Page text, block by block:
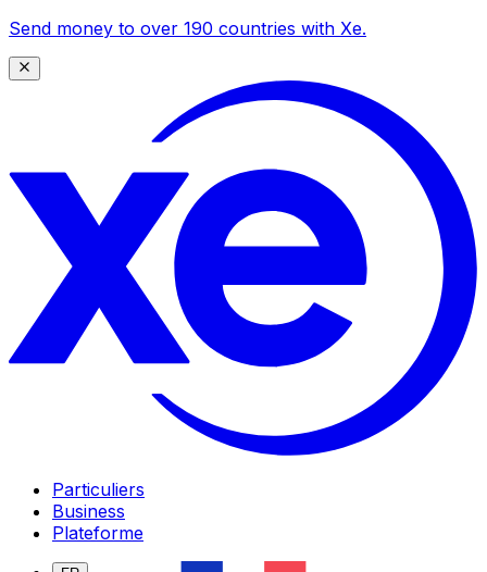
Send money to over 190 countries with Xe.
Particuliers
Business
Plateforme